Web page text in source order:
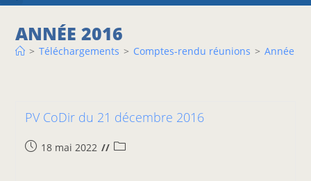
ANNÉE 2016
> Téléchargements > Comptes-rendu réunions > Année
PV CoDir du 21 décembre 2016
18 mai 2022